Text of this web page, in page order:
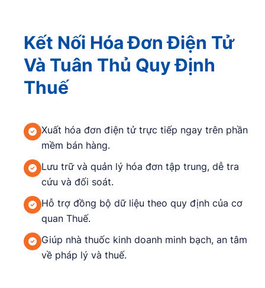
Kết Nối Hóa Đơn Điện Tử
Và Tuân Thủ Quy Định
Thuế
Xuất hóa đơn điện tử trực tiếp ngay trên phần
mềm bán hàng.
Lưu trữ và quản lý hóa đơn tập trung, dễ tra
cứu và đối soát.
Hỗ trợ đồng bộ dữ liệu theo quy định của cơ
quan Thuế.
Giúp nhà thuốc kinh doanh minh bạch, an tâm
về pháp lý và thuế.